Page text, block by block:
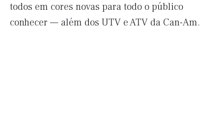
todos em cores novas para todo o público
conhecer — além dos UTV e ATV da Can-Am.